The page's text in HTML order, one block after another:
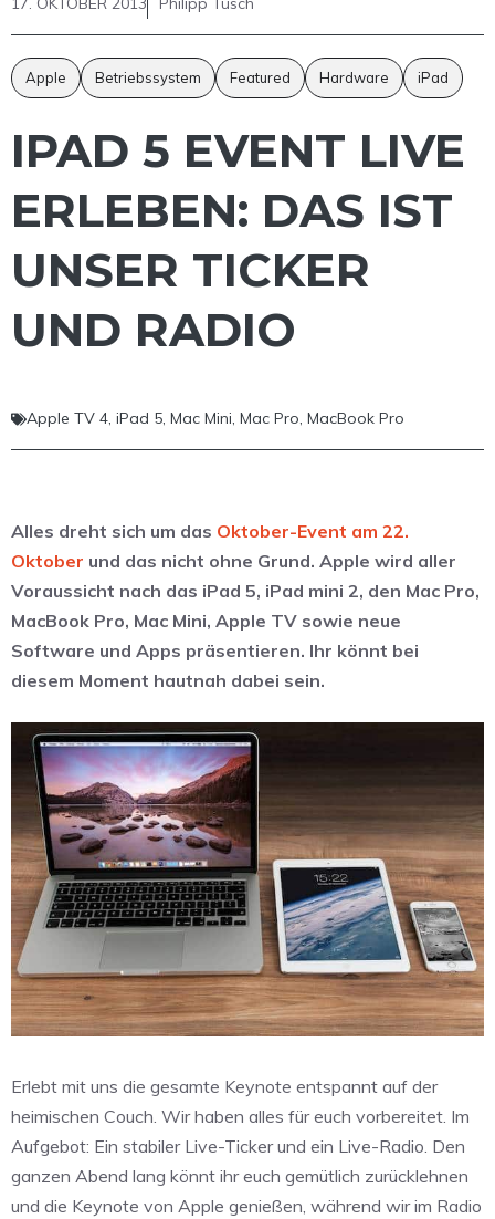
Apple Betriebssystem Featured Hardware iPad
IPAD 5 EVENT LIVE
ERLEBEN: DAS IST
UNSER TICKER
UND RADIO
Apple TV 4, iPad 5, Mac Mini, Mac Pro, MacBook Pro
Alles dreht sich um das Oktober-Event am 22.
Oktober und das nicht ohne Grund. Apple wird aller
Voraussicht nach das iPad 5, iPad mini 2, den Mac Pro,
MacBook Pro, Mac Mini, Apple TV sowie neue
Software und Apps präsentieren. Ihr könnt bei
diesem Moment hautnah dabei sein.
Erlebt mit uns die gesamte Keynote entspannt auf der
heimischen Couch. Wir haben alles für euch vorbereitet. Im
Aufgebot: Ein stabiler Live-Ticker und ein Live-Radio. Den
ganzen Abend lang könnt ihr euch gemütlich zurücklehnen
und die Keynote von Apple genießen, während wir im Radio